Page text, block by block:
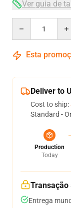
Ver guia de
Esta
Deliver to
Cost to ship:
Standard -
Production
Today
Transação
Entrega